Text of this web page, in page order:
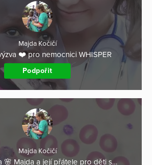
Majda Kočičí
❤️ pro nemocnici WHISPER
Podpořit
Majda Kočičí
🌸 Majda a její přátele pro děti s…